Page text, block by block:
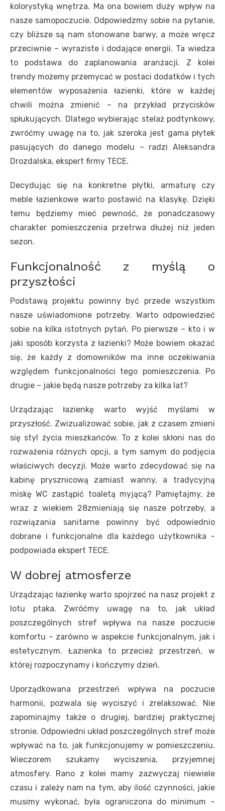
kolorystyką wnętrza. Ma ona bowiem duży wpływ na
nasze samopoczucie. Odpowiedzmy sobie na pytanie,
czy bliższe są nam stonowane barwy, a może wręcz
przeciwnie – wyraziste i dodające energii. Ta wiedza
to podstawa do zaplanowania aranżacji. Z kolei
trendy możemy przemycać w postaci dodatków i tych
elementów wyposażenia łazienki, które w każdej
chwili można zmienić – na przykład przycisków
spłukujących. Dlatego wybierając stelaż podtynkowy,
zwróćmy uwagę na to, jak szeroka jest gama płytek
pasujących do danego modelu – radzi Aleksandra
Drozdalska, ekspert firmy TECE.
Decydując się na konkretne płytki, armaturę czy
meble łazienkowe warto postawić na klasykę. Dzięki
temu będziemy mieć pewność, że ponadczasowy
charakter pomieszczenia przetrwa dłużej niż jeden
sezon.
Funkcjonalność z myślą o
przyszłości
Podstawą projektu powinny być przede wszystkim
nasze uświadomione potrzeby. Warto odpowiedzieć
sobie na kilka istotnych pytań. Po pierwsze – kto i w
jaki sposób korzysta z łazienki? Może bowiem okazać
się, że każdy z domowników ma inne oczekiwania
względem funkcjonalności tego pomieszczenia. Po
drugie – jakie będą nasze potrzeby za kilka lat?
Urządzając łazienkę warto wyjść myślami w
przyszłość. Zwizualizować sobie, jak z czasem zmieni
się styl życia mieszkańców. To z kolei skłoni nas do
rozważenia różnych opcji, a tym samym do podjęcia
właściwych decyzji. Może warto zdecydować się na
kabinę prysznicową zamiast wanny, a tradycyjną
miskę WC zastąpić toaletą myjącą? Pamiętajmy, że
wraz z wiekiem 28zmieniają się nasze potrzeby, a
rozwiązania sanitarne powinny być odpowiednio
dobrane i funkcjonalne dla każdego użytkownika –
podpowiada ekspert TECE.
W dobrej atmosferze
Urządzając łazienkę warto spojrzeć na nasz projekt z
lotu ptaka. Zwróćmy uwagę na to, jak układ
poszczególnych stref wpływa na nasze poczucie
komfortu – zarówno w aspekcie funkcjonalnym, jak i
estetycznym. Łazienka to przecież przestrzeń, w
której rozpoczynamy i kończymy dzień.
Uporządkowana przestrzeń wpływa na poczucie
harmonii, pozwala się wyciszyć i zrelaksować. Nie
zapominajmy także o drugiej, bardziej praktycznej
stronie. Odpowiedni układ poszczególnych stref może
wpływać na to, jak funkcjonujemy w pomieszczeniu.
Wieczorem szukamy wyciszenia, przyjemnej
atmosfery. Rano z kolei mamy zazwyczaj niewiele
czasu i zależy nam na tym, aby ilość czynności, jakie
musimy wykonać, była ograniczona do minimum –